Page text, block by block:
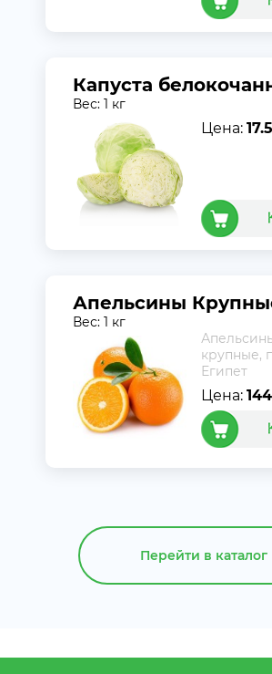
Капуста
Вес: 1 кг
Цена:
Апельсины
Вес: 1 кг
крупные,
Египет
Цена:
Перейти в каталог